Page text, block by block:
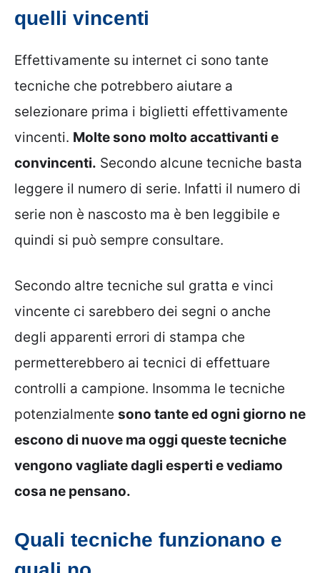
quelli vincenti
Effettivamente su internet ci sono tante
tecniche che potrebbero aiutare a
selezionare prima i biglietti effettivamente
vincenti. Molte sono molto accattivanti e
convincenti. Secondo alcune tecniche basta
leggere il numero di serie. Infatti il numero di
serie non è nascosto ma è ben leggibile e
quindi si può sempre consultare.
Secondo altre tecniche sul gratta e vinci
vincente ci sarebbero dei segni o anche
degli apparenti errori di stampa che
permetterebbero ai tecnici di effettuare
controlli a campione. Insomma le tecniche
potenzialmente sono tante ed ogni giorno ne
escono di nuove ma oggi queste tecniche
vengono vagliate dagli esperti e vediamo
cosa ne pensano.
Quali tecniche funzionano e